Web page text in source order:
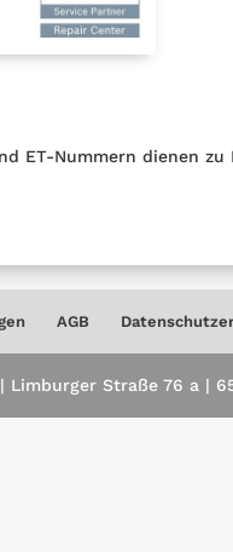
ET-Nummern dienen zu
AGB
Limburger Straße 76 a |